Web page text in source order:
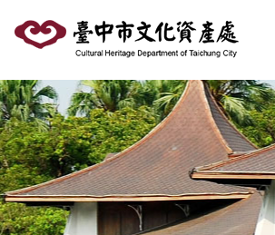
要
內
容
區
塊